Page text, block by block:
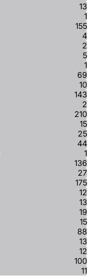
13
1
155
4
2
5
1
69
10
143
2
210
15
25
44
1
136
27
175
12
13
19
15
88
13
12
100
11